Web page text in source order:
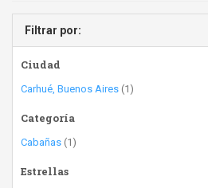
Filtrar por:
Ciudad
Carhué, Buenos Aires (1)
Categoría
Cabañas (1)
Estrellas